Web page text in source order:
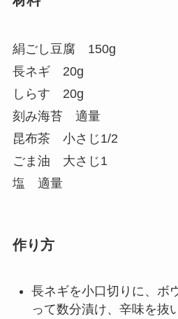
絹ごし豆腐 150g
長ネギ 20g
しらす 20g
刻み海苔 適量
昆布茶 小さじ1/2
ごま油 大さじ1
塩 適量
作り方
長ネギを小口切りに、ボ
って数分漬け、辛味を抜